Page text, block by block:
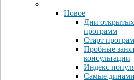
—
Новое
Дни открытых
программ
Старт
Пробные
консультации
Индекс
Самые